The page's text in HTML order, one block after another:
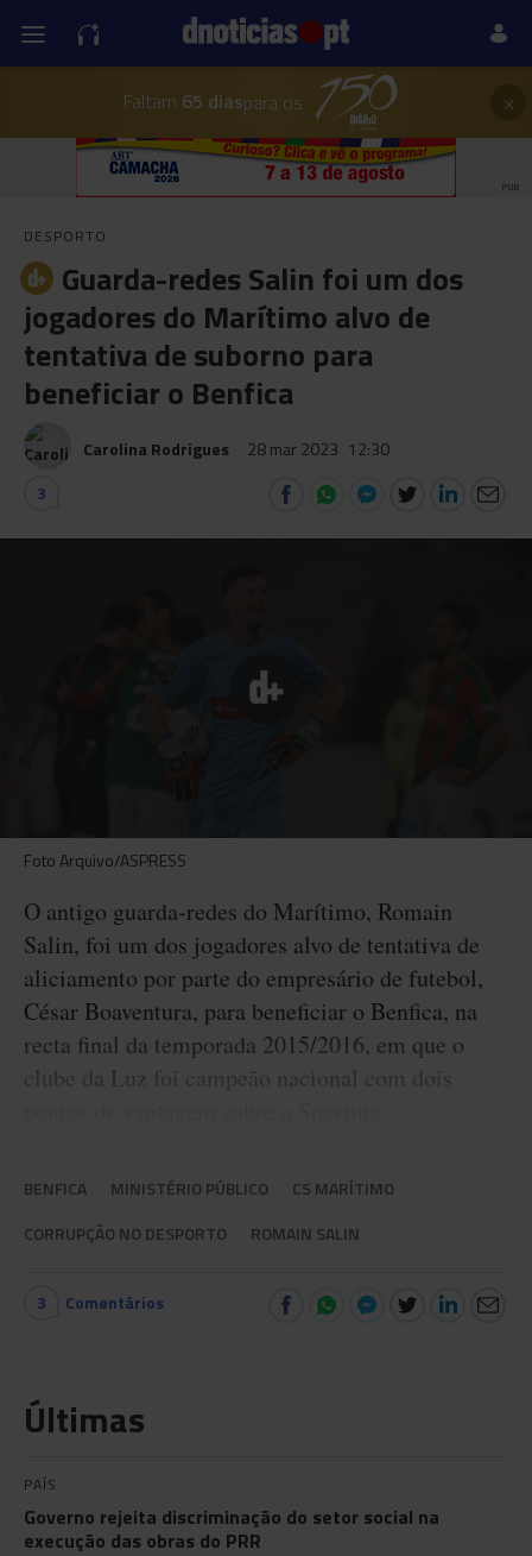
Faltam 65 diaspara os ×
PUB
DESPORTO
Guarda-redes Salin foi um dos
jogadores do Marítimo alvo de
tentativa de suborno para
beneficiar o Benfica
Carolina Rodrigues 28 mar 2023 12:30
3
Foto Arquivo/ASPRESS
O antigo guarda-redes do Marítimo, Romain
Salin, foi um dos jogadores alvo de tentativa de
aliciamento por parte do empresário de futebol,
César Boaventura, para beneficiar o Benfica, na
recta final da temporada 2015/2016, em que o
clube da Luz foi campeão nacional com dois
BENFICA MINISTÉRIO PÚBLICO
CS MARÍTIMO
CORRUPÇÃO NO DESPORTO
ROMAIN SALIN
3 Comentários
Últimas
PAÍS
Governo rejeita discriminação do setor social na
execução das obras do PRR